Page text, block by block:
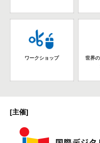
ワークショップ
世界
[主催]